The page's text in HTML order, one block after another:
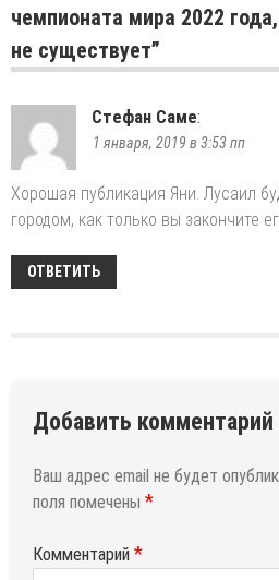
чемпионата мира 2022
не существует”
Стефан Саме:
1 января, 2019 в 3:53 пп
Хорошая публикация Яни. Лусаил
городом, как только вы закончите
ОТВЕТИТЬ
Добавить комментарий
Ваш адрес email не будет
поля помечены *
Комментарий *